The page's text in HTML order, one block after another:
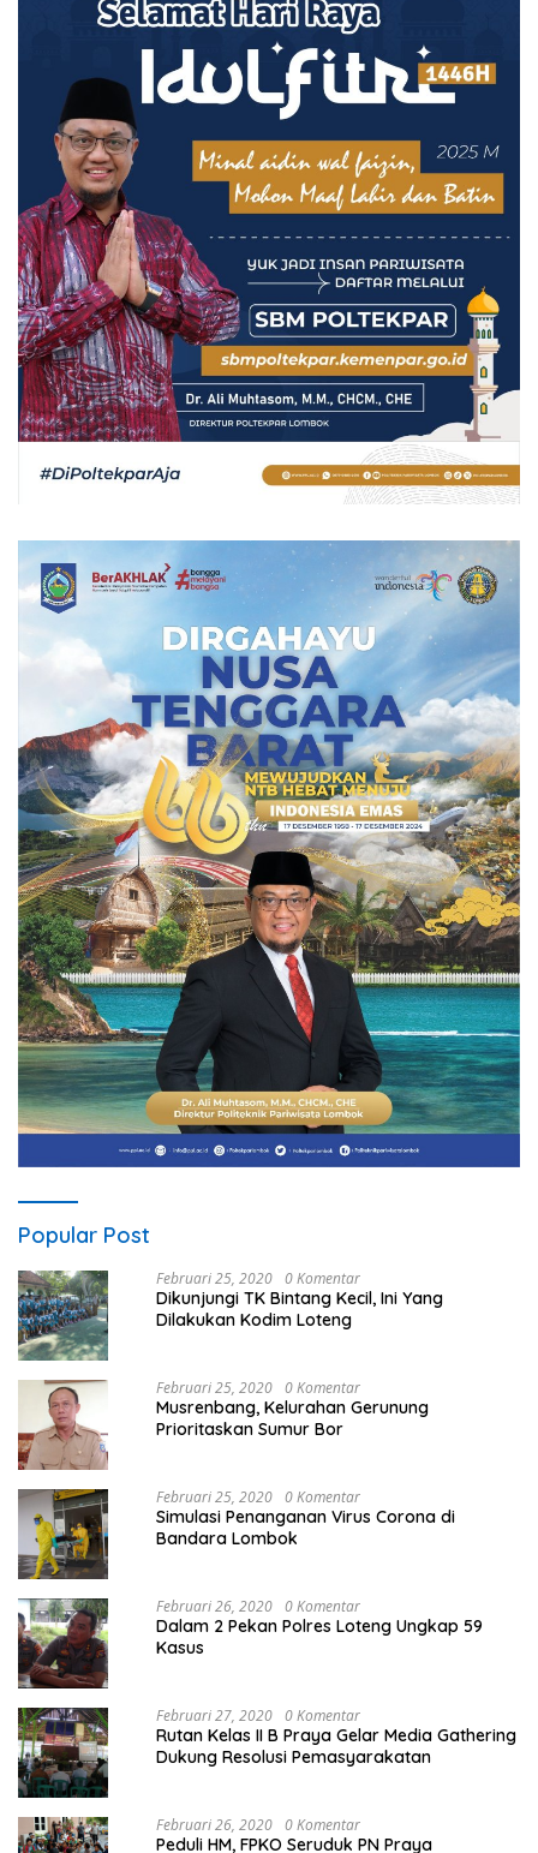
Popular Post
Februari 25, 2020 0 Komentar
Dikunjungi TK Bintang Kecil, Ini Yang
Dilakukan Kodim Loteng
Februari 25, 2020 0 Komentar
Musrenbang, Kelurahan Gerunung
Prioritaskan Sumur Bor
Februari 25, 2020 0 Komentar
Simulasi Penanganan Virus Corona di
Bandara Lombok
Februari 26, 2020 0 Komentar
Dalam 2 Pekan Polres Loteng Ungkap 59
Kasus
Februari 27, 2020 0 Komentar
Rutan Kelas II B Praya Gelar Media Gathering
Dukung Resolusi Pemasyarakatan
Februari 26, 2020 0 Komentar
Peduli HM, FPKO Seruduk PN Praya